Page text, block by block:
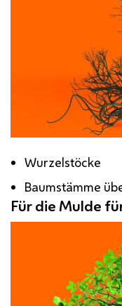
Wurzelstöcke
Baumstämme
Für die Mulde